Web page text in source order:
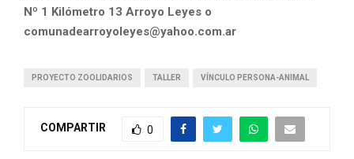
Nº 1 Kilómetro 13 Arroyo Leyes o
comunadearroyoleyes@yahoo.com.ar
PROYECTO ZOOLIDARIOS TALLER VÍNCULO PERSONA-ANIMAL
COMPARTIR 0